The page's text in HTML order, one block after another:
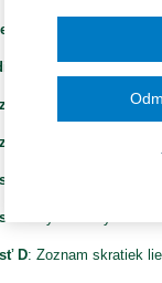
2015
šesťmesačné prechodné
služieb v
zoznam liekov
obmedzenia –
indikačných
indikačných
B
C
D: Zoznam skratiek